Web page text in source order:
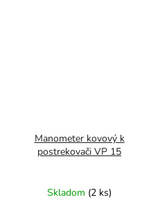
Manometer kovový k
postrekovači VP 15
Skladom (2 ks)